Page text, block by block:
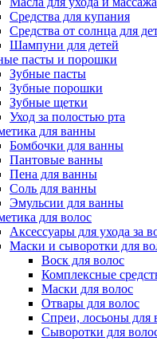
Средства для купания
Средства от солнца для
Шампуни для детей
пасты и порошки
Зубные пасты
Зубные порошки
Зубные щетки
Уход за полостью рта
для ванны
Бомбочки для ванны
Пантовые ванны
Пена для ванны
Соль для ванны
Эмульсии для ванны
для волос
Аксессуары для ухода за
Маски и сыворотки для
Воск для волос
Комплексные
Маски для волос
Отвары для волос
Спреи, лосьоны для
Сыворотки для